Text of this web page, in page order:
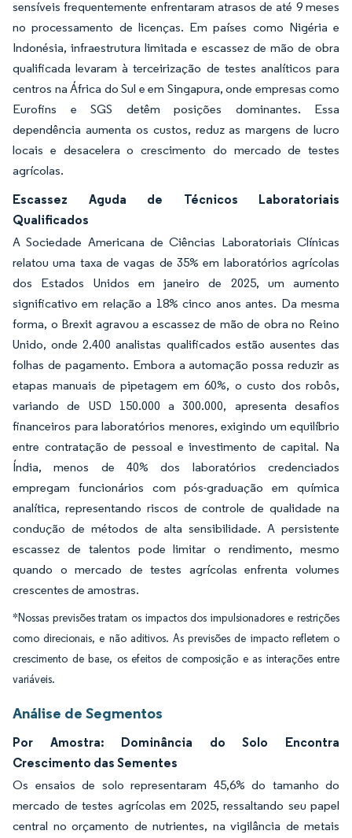
sensíveis frequentemente enfrentaram atrasos de até 9 meses
no processamento de licenças. Em países como Nigéria e
Indonésia, infraestrutura limitada e escassez de mão de obra
qualificada levaram à terceirização de testes analíticos para
centros na África do Sul e em Singapura, onde empresas como
Eurofins e SGS detêm posições dominantes. Essa
dependência aumenta os custos, reduz as margens de lucro
locais e desacelera o crescimento do mercado de testes
agrícolas.
Escassez Aguda de Técnicos Laboratoriais
Qualificados
A Sociedade Americana de Ciências Laboratoriais Clínicas
relatou uma taxa de vagas de 35% em laboratórios agrícolas
dos Estados Unidos em janeiro de 2025, um aumento
significativo em relação a 18% cinco anos antes. Da mesma
forma, o Brexit agravou a escassez de mão de obra no Reino
Unido, onde 2.400 analistas qualificados estão ausentes das
folhas de pagamento. Embora a automação possa reduzir as
etapas manuais de pipetagem em 60%, o custo dos robôs,
variando de USD 150.000 a 300.000, apresenta desafios
financeiros para laboratórios menores, exigindo um equilíbrio
entre contratação de pessoal e investimento de capital. Na
Índia, menos de 40% dos laboratórios credenciados
empregam funcionários com pós-graduação em química
analítica, representando riscos de controle de qualidade na
condução de métodos de alta sensibilidade. A persistente
escassez de talentos pode limitar o rendimento, mesmo
quando o mercado de testes agrícolas enfrenta volumes
crescentes de amostras.
*Nossas previsões tratam os impactos dos impulsionadores e restrições
como direcionais, e não aditivos. As previsões de impacto refletem o
crescimento de base, os efeitos de composição e as interações entre
variáveis.
Análise de Segmentos
Por Amostra: Dominância do Solo Encontra
Crescimento das Sementes
Os ensaios de solo representaram 45,6% do tamanho do
mercado de testes agrícolas em 2025, ressaltando seu papel
central no orçamento de nutrientes, na vigilância de metais